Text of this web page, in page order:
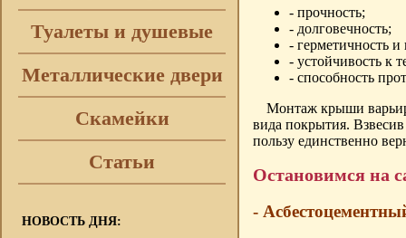
Туалеты и душевые
Металлические двери
Скамейки
Статьи
НОВОСТЬ ДНЯ:
- прочность;
- долговечность;
- герметичность и
- устойчивость к
- способность
Монтаж крыши
вида покрытия.
пользу единственно
Остановимся на
-